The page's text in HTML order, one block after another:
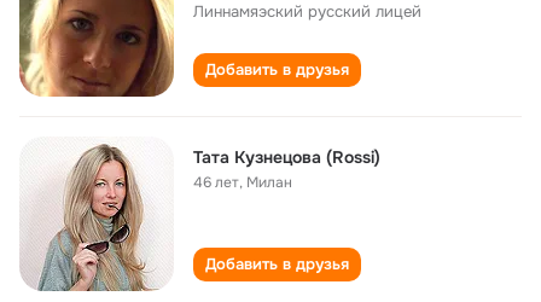
Линнамяэский русский лицей
Добавить в друзья
Тата Кузнецова (Rossi)
46 лет, Милан
Добавить в друзья